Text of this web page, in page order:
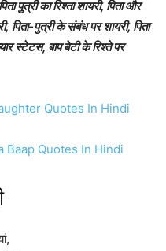
का रिश्ता शायरी, पिता और
पिता-पुत्री के संबंध पर शायरी, पिता
स्टेटस, बाप बेटी के रिश्ते पर
Quotes In Hindi
Baap Quotes In Hindi